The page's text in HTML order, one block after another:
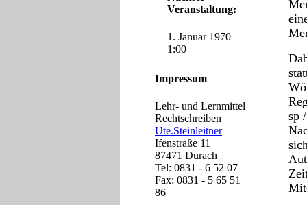
Veranstaltung:
1. Januar 1970
1:00
Impressum
Lehr- und Lernmittel
Rechtschreiben
Ute.Steinleitner
Ifenstraße 11
87471 Durach
Tel: 0831 - 6 52 07
Fax: 0831 - 5 65 51
86
sp